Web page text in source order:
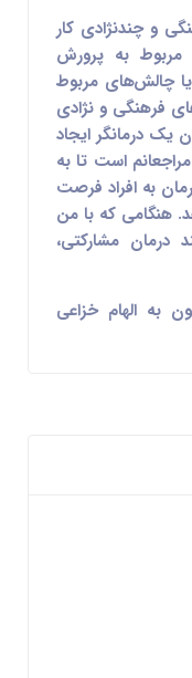
و چندنژادی کار
به پرورش
یا چالش‌های مربوط
فرهنگی و نژادی
درمانگر ایجاد
است تا به
به افراد فرصت
هنگامی که با من
درمان مشارکتی،
15 دقیقه، اکنون به الهام خزاعی